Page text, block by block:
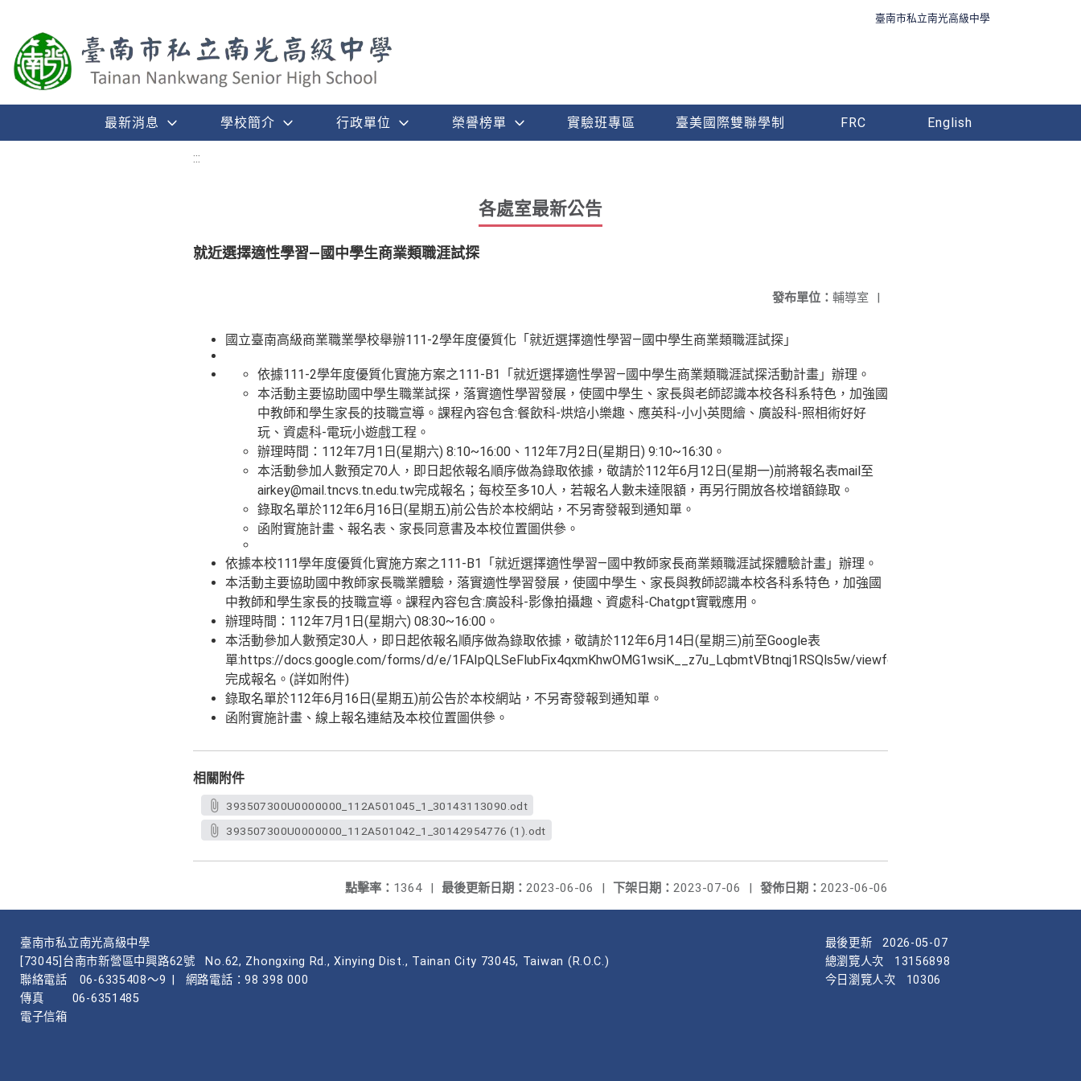
臺南市私立南光高級中學
最新消息 學校簡介 行政單位 榮譽榜單 實驗班專區 臺美國際雙聯學制 FRC English
:::
各處室最新公告
就近選擇適性學習—國中學生商業類職涯試探
發布單位： 輔導室 |
國立臺南高級商業職業學校舉辦111-2學年度優質化「就近選擇適性學習—國中學生商業類職涯試探」
依據111-2學年度優質化實施方案之111-B1「就近選擇適性學習—國中學生商業類職涯試探活動計畫」辦理。
本活動主要協助國中學生職業試探，落實適性學習發展，使國中學生、家長與老師認識本校各科系特色，加強國
中教師和學生家長的技職宣導。課程內容包含:餐飲科-烘焙小樂趣、應英科-小小英閱繪、廣設科-照相術好好
玩、資處科-電玩小遊戲工程。
辦理時間：112年7月1日(星期六) 8:10~16:00、112年7月2日(星期日) 9:10~16:30。
本活動參加人數預定70人，即日起依報名順序做為錄取依據，敬請於112年6月12日(星期一)前將報名表mail至
airkey@mail.tncvs.tn.edu.tw完成報名；每校至多10人，若報名人數未達限額，再另行開放各校增額錄取。
錄取名單於112年6月16日(星期五)前公告於本校網站，不另寄發報到通知單。
函附實施計畫、報名表、家長同意書及本校位置圖供參。
依據本校111學年度優質化實施方案之111-B1「就近選擇適性學習—國中教師家長商業類職涯試探體驗計畫」辦理。
本活動主要協助國中教師家長職業體驗，落實適性學習發展，使國中學生、家長與教師認識本校各科系特色，加強國
中教師和學生家長的技職宣導。課程內容包含:廣設科-影像拍攝趣、資處科-Chatgpt實戰應用。
辦理時間：112年7月1日(星期六) 08:30~16:00。
本活動參加人數預定30人，即日起依報名順序做為錄取依據，敬請於112年6月14日(星期三)前至Google表
單:https://docs.google.com/forms/d/e/1FAIpQLSeFlubFix4qxmKhwOMG1wsiK__z7u_LqbmtVBtnqj1RSQls5w/viewform
完成報名。(詳如附件)
錄取名單於112年6月16日(星期五)前公告於本校網站，不另寄發報到通知單。
函附實施計畫、線上報名連結及本校位置圖供參。
相關附件
393507300U0000000_112A501045_1_30143113090.odt
393507300U0000000_112A501042_1_30142954776 (1).odt
發佈日期： 2023-06-06
下架日期： 2023-07-06 |
最後更新日期： 2023-06-06 |
點擊率： 1364 |
臺南市私立南光高級中學
[73045]台南市新營區中興路62號
No.62, Zhongxing Rd., Xinying Dist., Tainan City 73045, Taiwan (R.O.C.)
聯絡電話
06-6335408～9
網路電話：98 398 000
傳真
06-6351485
電子信箱
最後更新
2026-05-07
總瀏覽人次
13156898
今日瀏覽人次
10306